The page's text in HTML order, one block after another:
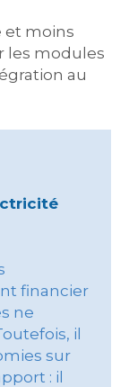
et moins
les modules
au
financier
ne
il
sur
: il